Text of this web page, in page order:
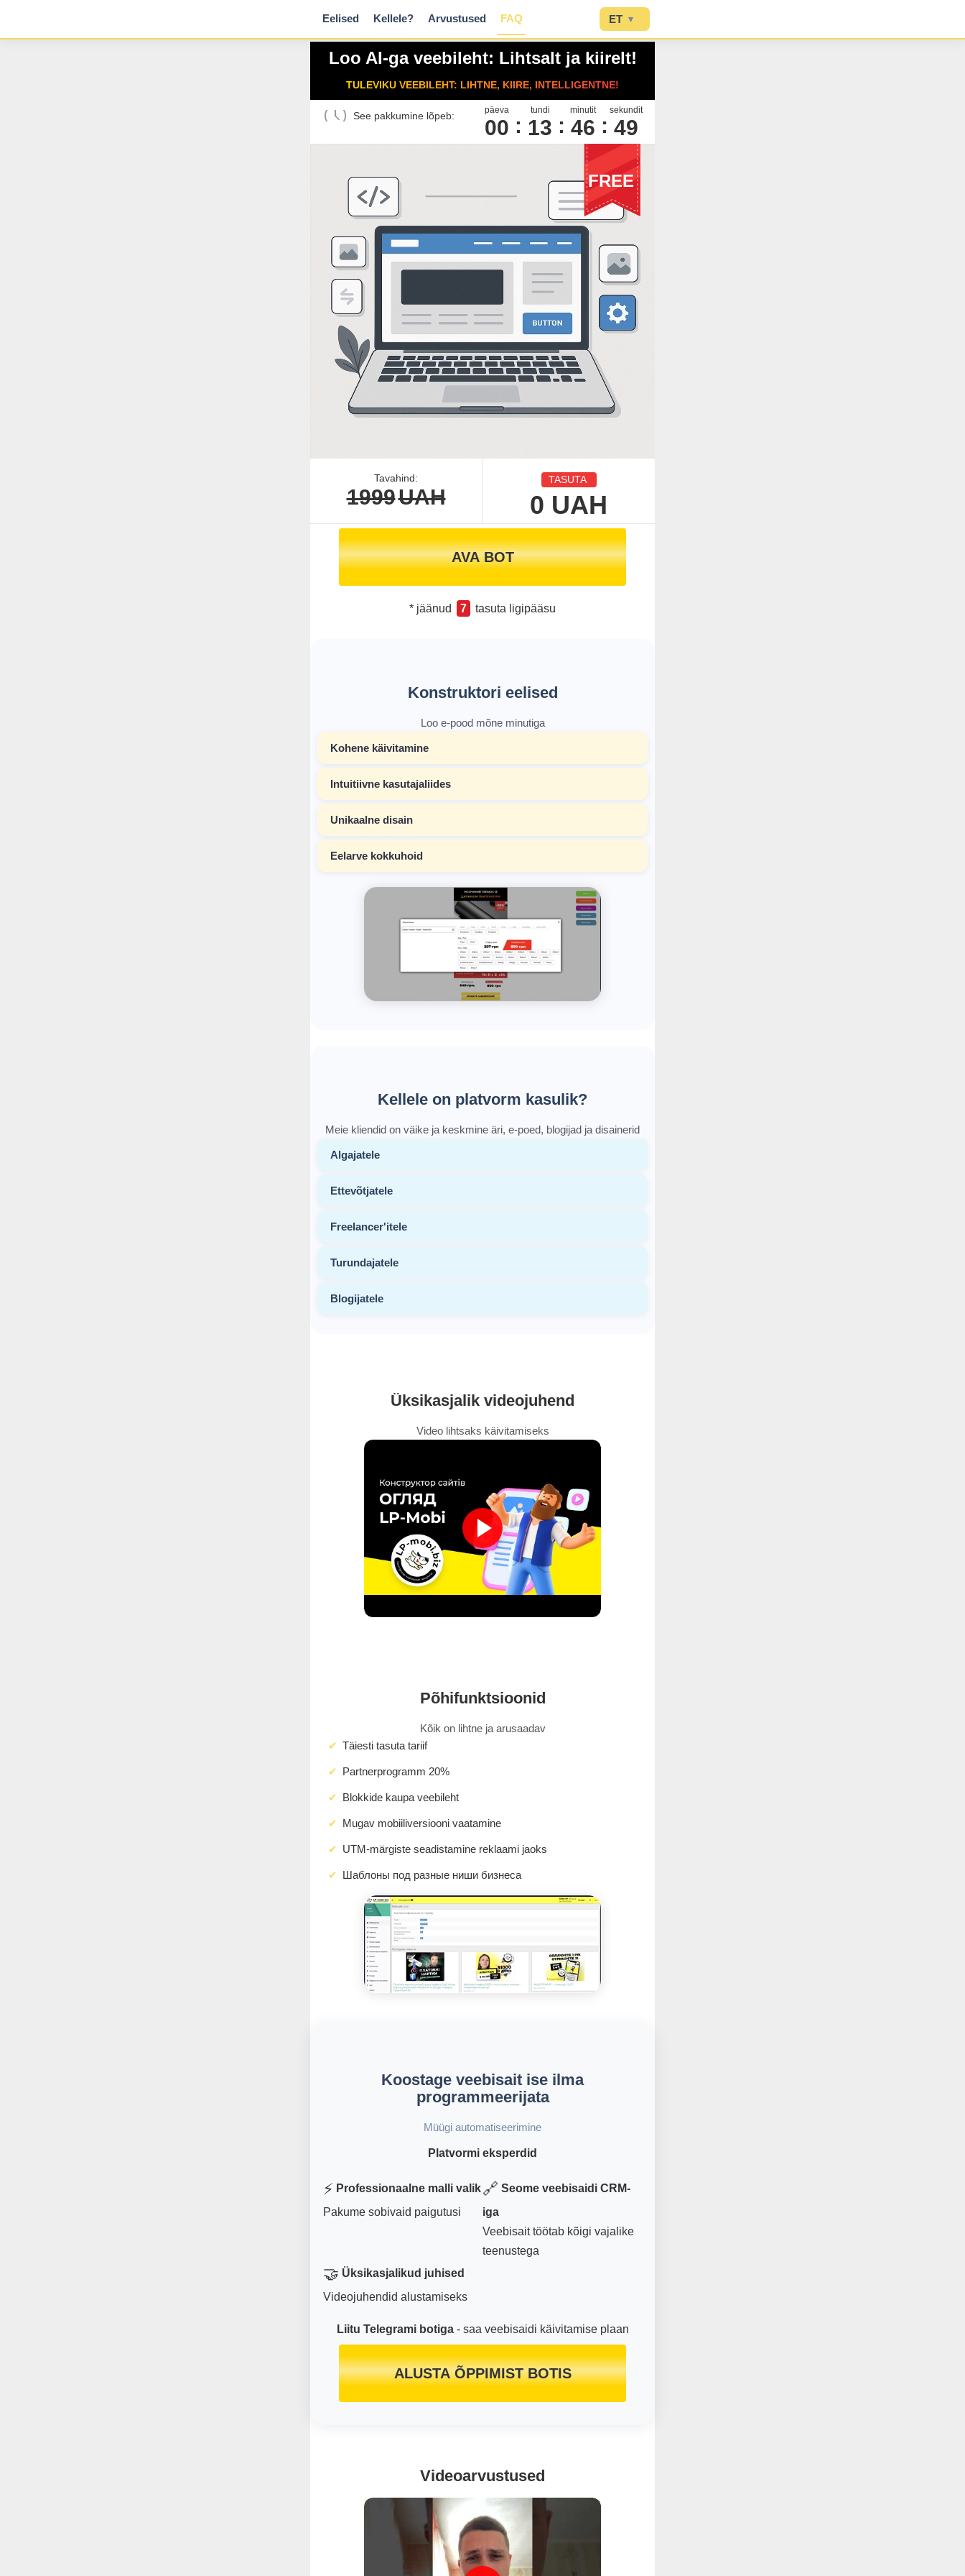
Eelised Kellele? Arvustused FAQ ET ▾
Loo AI-ga veebileht: Lihtsalt ja kiirelt!
TULEVIKU VEEBILEHT: LIHTNE, KIIRE, INTELLIGENTNE!
See pakkumine lõpeb: päeva
00
tundi
13
minutit
46
sekundit
48
FREE
Tavahind:
1999UAH
TASUTA
0 UAH
AVA BOT
* jäänud 7 tasuta ligipääsu
Konstruktori eelised
Loo e-pood mõne minutiga
Kohene käivitamine
Intuitiivne kasutajaliides
Unikaalne disain
Eelarve kokkuhoid
Kellele on platvorm kasulik?
Meie kliendid on väike ja keskmine äri, e-poed, blogijad ja disainerid
Algajatele
Ettevõtjatele
Freelancer'itele
Turundajatele
Blogijatele
Üksikasjalik videojuhend
Video lihtsaks käivitamiseks
Põhifunktsioonid
Kõik on lihtne ja arusaadav
Täiesti tasuta tariif
Partnerprogramm 20%
Blokkide kaupa veebileht
Mugav mobiiliversiooni vaatamine
UTM-märgiste seadistamine reklaami jaoks
Шаблоны под разные ниши бизнеса
Koostage veebisait ise ilma
programmeerijata
Müügi automatiseerimine
Platvormi eksperdid
⚡ Professionaalne malli valik
Pakume sobivaid paigutusi
🔗 Seome veebisaidi CRM-
iga
Veebisait töötab kõigi vajalike
teenustega
🤝 Üksikasjalikud juhised
Videojuhendid alustamiseks
Liitu Telegrami botiga- saa veebisaidi käivitamise plaan
ALUSTA ÕPPIMIST BOTIS
Videoarvustused